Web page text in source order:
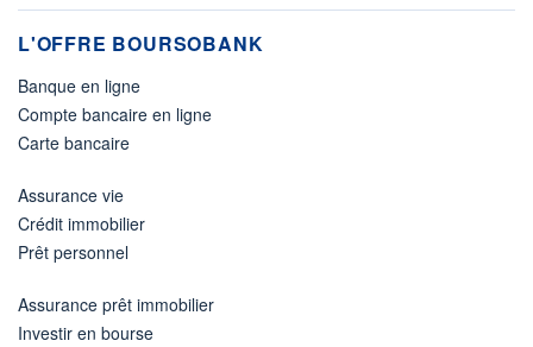
L'OFFRE BOURSOBANK
Banque en ligne
Compte bancaire en ligne
Carte bancaire
Assurance vie
Crédit immobilier
Prêt personnel
Assurance prêt immobilier
Investir en bourse